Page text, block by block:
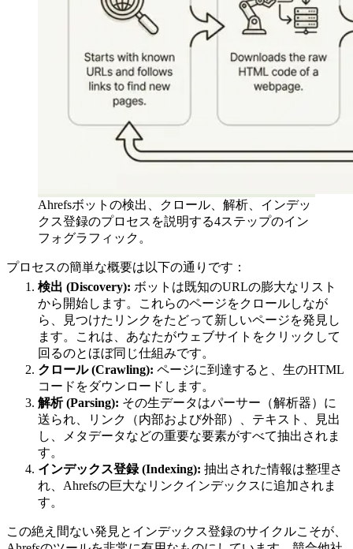
Ahrefsボットの検出、クロール、解析、インデッ
クス登録のプロセスを説明する4ステップのイン
フォグラフィック。
プロセスの簡単な概要は以下の通りです：
検出 (Discovery): ボットは既知のURLの膨大なリスト
から開始します。これらのページをクロールしなが
ら、見つけたリンクをたどって新しいページを発見し
ます。これは、あなたがウェブサイトをクリックして
回るのとほぼ同じ仕組みです。
クロール (Crawling): ページに到達すると、生のHTML
コードをダウンロードします。
解析 (Parsing): その生データはパーサー（解析器）に
送られ、リンク（内部および外部）、テキスト、見出
し、メタデータなどの重要な要素がすべて抽出されま
す。
インデックス登録 (Indexing): 抽出された情報は整理さ
れ、Ahrefsの巨大なリンクインデックスに追加されま
す。
この絶え間ない発見とインデックス登録のサイクルこそが、